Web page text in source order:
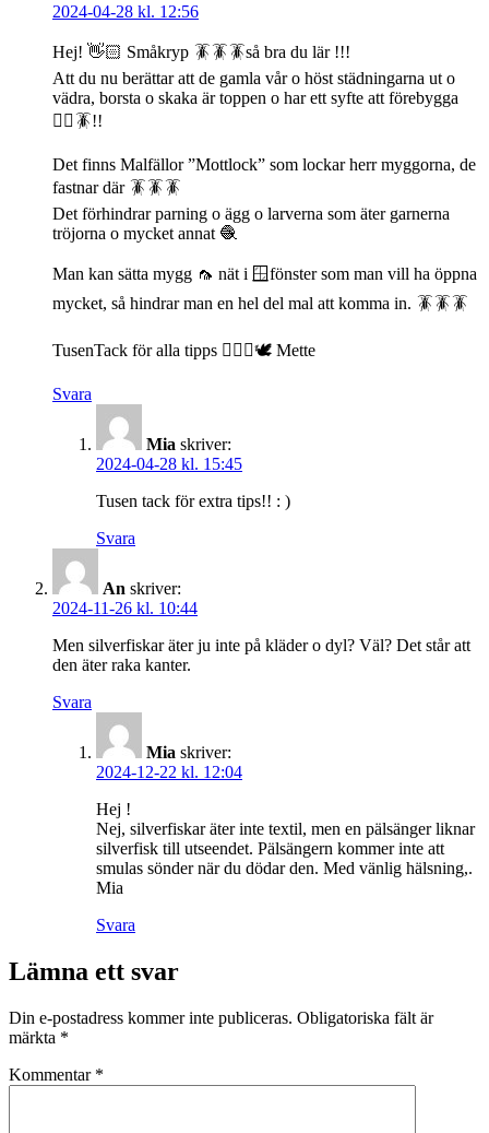
2024-04-28 kl. 12:56
Hej! 👋🏻 Småkryp 🪳🪳🪳så bra du lär !!!
Att du nu berättar att de gamla vår o höst städningarna ut o
vädra, borsta o skaka är toppen o har ett syfte att förebygga
👍🏻🪳!!
Det finns Malfällor ”Mottlock” som lockar herr myggorna, de
fastnar där 🪳🪳🪳
Det förhindrar parning o ägg o larverna som äter garnerna
tröjorna o mycket annat 🧶
Man kan sätta mygg 🦟 nät i 🪟fönster som man vill ha öppna
mycket, så hindrar man en hel del mal att komma in. 🪳🪳🪳
TusenTack för alla tipps 🙋🏻‍♀️🕊️ Mette
Svara
Mia skriver:
2024-04-28 kl. 15:45
Tusen tack för extra tips!! : )
Svara
An skriver:
2024-11-26 kl. 10:44
Men silverfiskar äter ju inte på kläder o dyl? Väl? Det står att
den äter raka kanter.
Svara
Mia skriver:
2024-12-22 kl. 12:04
Hej !
Nej, silverfiskar äter inte textil, men en pälsänger liknar
silverfisk till utseendet. Pälsängern kommer inte att
smulas sönder när du dödar den. Med vänlig hälsning,.
Mia
Svara
Lämna ett svar
Din e-postadress kommer inte publiceras. Obligatoriska fält är
märkta *
Kommentar *